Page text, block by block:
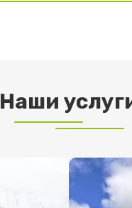
Наши